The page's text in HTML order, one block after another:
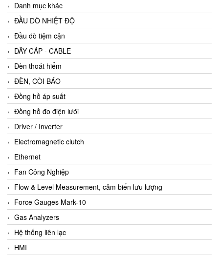
Danh mục khác
ĐẦU DÒ NHIỆT ĐỘ
Đầu dò tiệm cận
DÂY CÁP - CABLE
Đèn thoát hiểm
ĐÈN, CÒI BÁO
Đồng hồ áp suất
Đồng hồ đo điện lưới
Driver / Inverter
Electromagnetic clutch
Ethernet
Fan Công Nghiệp
Flow & Level Measurement, cảm biến lưu lượng
Force Gauges Mark-10
Gas Analyzers
Hệ thống liên lạc
HMI